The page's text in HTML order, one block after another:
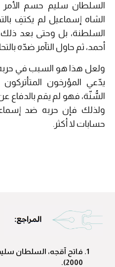
السلطان سليم حسم الأمر
الشاه إسماعيل لم يكتفِ
السلطنة، بل وحتى بعد ذلك،
أحمد، ثم حاول التآمر ضدّه
ولعل هذا هو السبب في
يدّعي المؤرخون
السُّنّة، فهو لم يقم بالدفاع
ولذلك فإن حربه ضد
حسابات لا أكثر.
فاتح آقجه، السلطان
2000).